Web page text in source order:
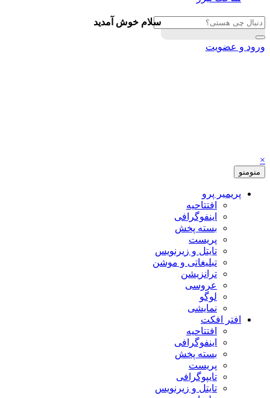
سلام خوش آمدید
ورود و عضویت
×
منومنو
پریمیر پرو
افتتاحیه
اینفوگرافی
بسته پخش
پریست
تایتل و زیرنویس
تبلیغاتی و موشن
ترانزیشن
عروسی
لوگو
نمایشی
افتر افکت
افتتاحیه
اینفوگرافی
بسته پخش
پریست
تایپوگرافی
تایتل و زیرنویس